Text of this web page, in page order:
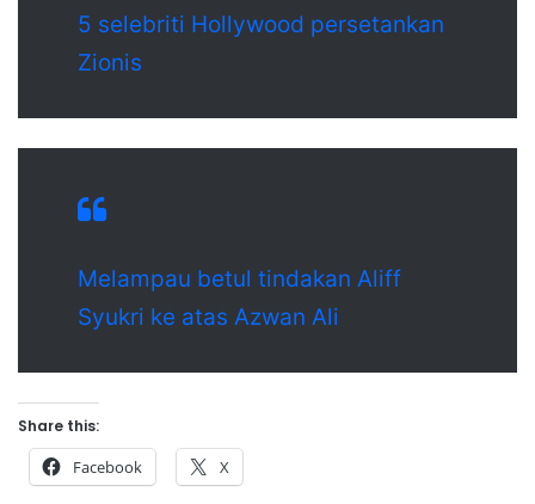
5 selebriti Hollywood persetankan
Zionis
Melampau betul tindakan Aliff
Syukri ke atas Azwan Ali
Share this:
Facebook X